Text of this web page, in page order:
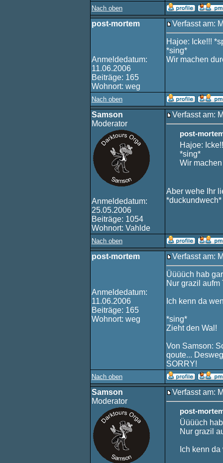
Nach oben
post-mortem
Anmeldedatum:
11.06.2006
Beiträge: 165
Wohnort: weg
Verfasst am:
Hajoe: Icke!!!
*sing*
Wir machen
Nach oben
Samson
Moderator
Anmeldedatum:
25.05.2006
Beiträge: 1054
Wohnort: Vahlde
Verfasst am:
post-
Hajoe:
*sing*
Wir
Aber wehe Ihr
*duckundwech*
Nach oben
post-mortem
Anmeldedatum:
11.06.2006
Beiträge: 165
Wohnort: weg
Verfasst am:
Üüüüch hab
Nur grazil aufm
Ich kenn da
*sing*
Zieht den Wal!
Von Samson:
qoute...
SORRY!
Nach oben
Samson
Moderator
Verfasst am:
post-
Üüüüch
Nur grazil
Ich kenn